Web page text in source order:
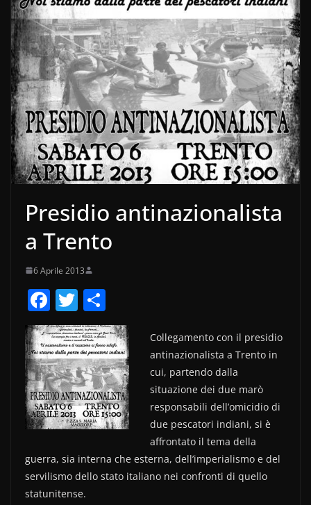
Presidio antinazionalista
a Trento
6 Aprile 2013
F
a
c
e
b
o
o
k
T
w
itt
er
o
n
di
vi
di
Collegamento con il presidio
antinazionalista a Trento in
cui, partendo dalla
situazione dei due marò
responsabili dell’omicidio di
due pescatori indiani, si è
affrontato il tema della
guerra, sia interna che esterna, dell’imperialismo e del
servilismo dello stato italiano nei confronti di quello
statunitense.